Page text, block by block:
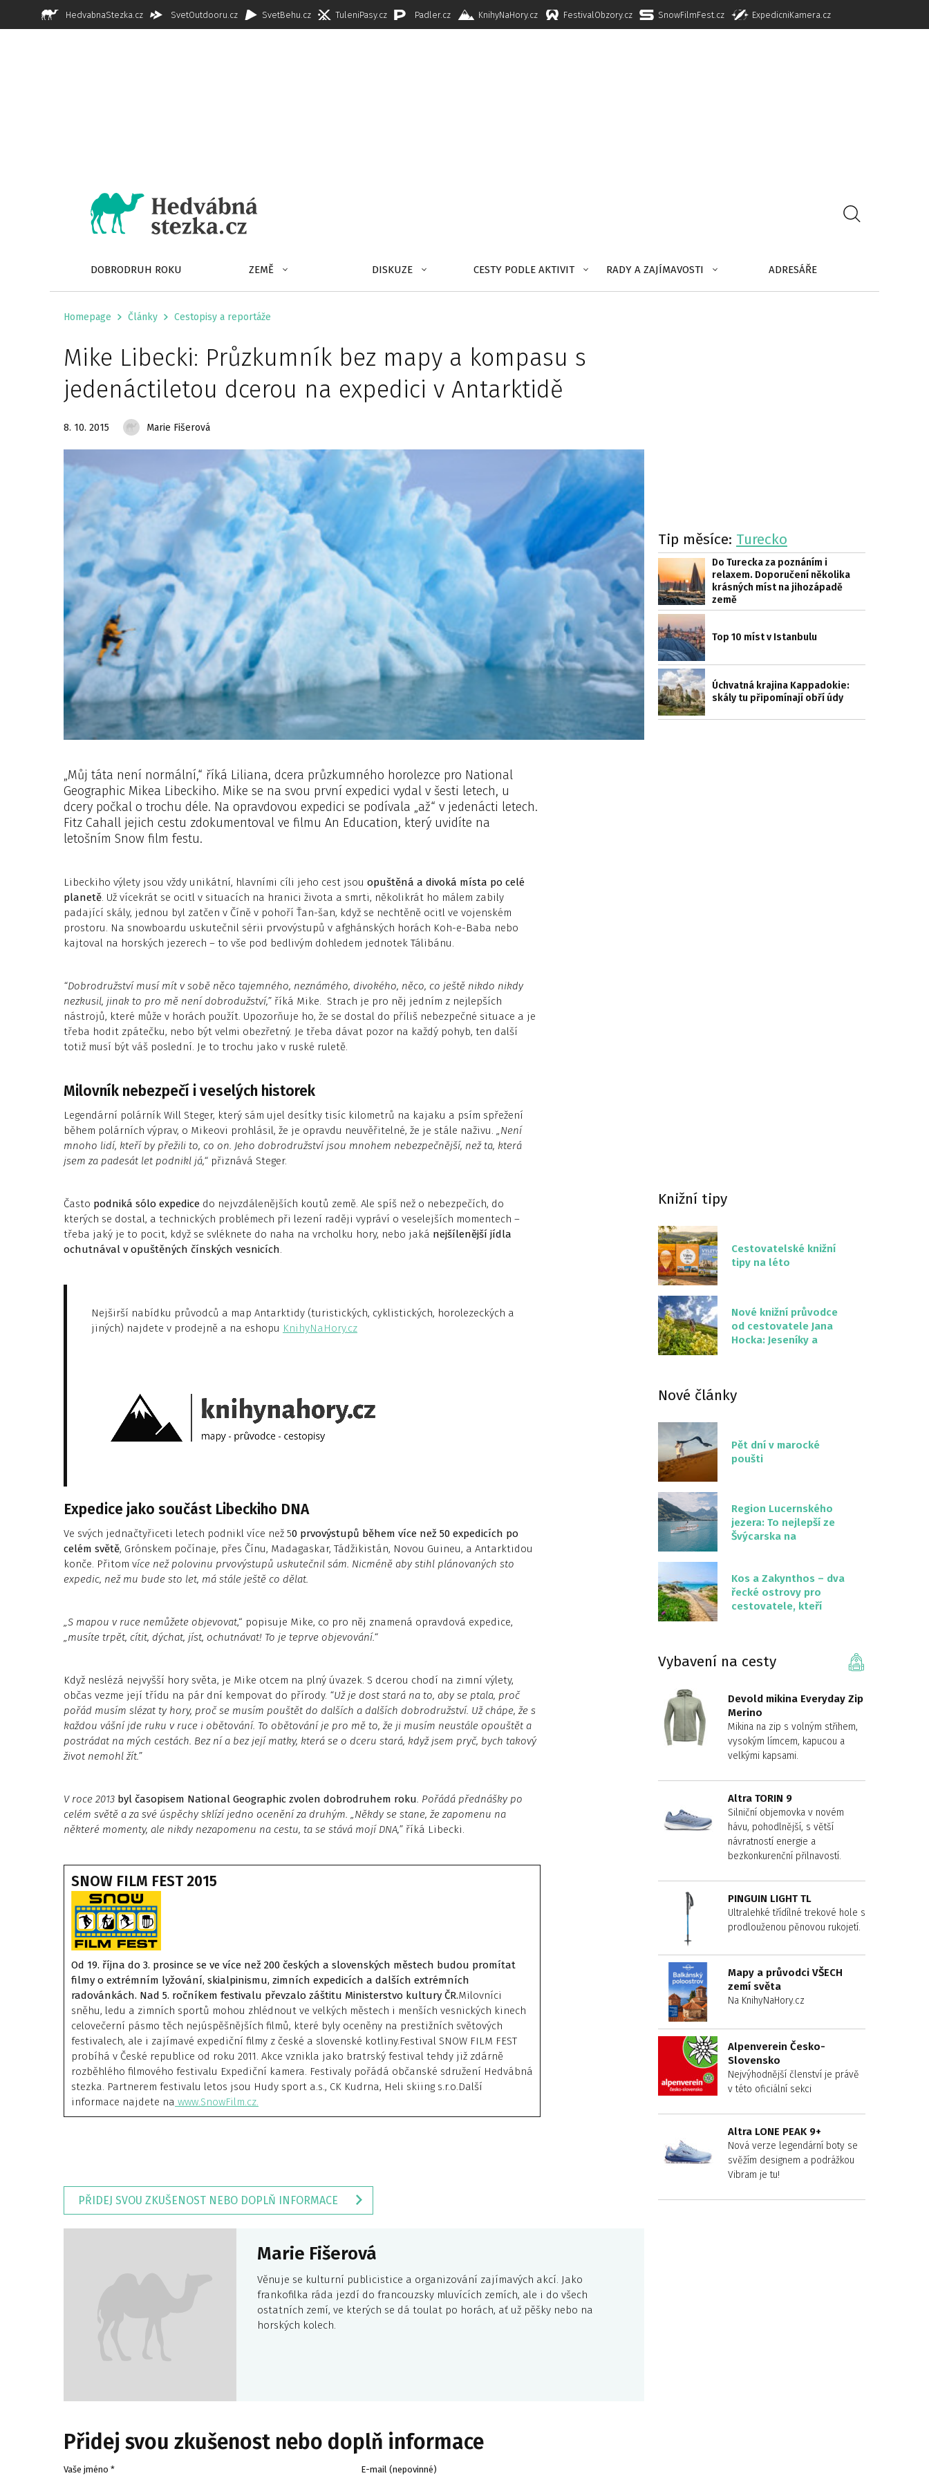
HedvabnaStezka.cz SvetOutdooru.cz SvetBehu.cz TuleniPasy.cz Padler.cz KnihyNaHory.cz FestivalObzory.cz SnowFilmFest.cz ExpedicniKamera.cz
DOBRODRUH ROKU ZEMĚ DISKUZE CESTY PODLE AKTIVIT RADY A ZAJÍMAVOSTI ADRESÁŘE
Homepage Články Cestopisy a reportáže
Mike Libecki: Průzkumník bez mapy a kompasu s
jedenáctiletou dcerou na expedici v Antarktidě
8. 10. 2015 Marie Fišerová
„Můj táta není normální,“ říká Liliana, dcera průzkumného horolezce pro National
Geographic Mikea Libeckiho. Mike se na svou první expedici vydal v šesti letech, u
dcery počkal o trochu déle. Na opravdovou expedici se podívala „až“ v jedenácti letech.
Fitz Cahall jejich cestu zdokumentoval ve filmu An Education, který uvidíte na
letošním Snow film festu.
Libeckiho výlety jsou vždy unikátní, hlavními cíli jeho cest jsou opuštěná a divoká místa po celé
planetě. Už vícekrát se ocitl v situacích na hranici života a smrti, několikrát ho málem zabily
padající skály, jednou byl zatčen v Číně v pohoří Ťan-šan, když se nechtěně ocitl ve vojenském
prostoru. Na snowboardu uskutečnil sérii prvovýstupů v afghánských horách Koh-e-Baba nebo
kajtoval na horských jezerech – to vše pod bedlivým dohledem jednotek Tálibánu.
“Dobrodružství musí mít v sobě něco tajemného, neznámého, divokého, něco, co ještě nikdo nikdy
nezkusil, jinak to pro mě není dobrodužství,” říká Mike. Strach je pro něj jedním z nejlepších
nástrojů, které může v horách použít. Upozorňuje ho, že se dostal do příliš nebezpečné situace a je
třeba hodit zpátečku, nebo být velmi obezřetný. Je třeba dávat pozor na každý pohyb, ten další
totiž musí být váš poslední. Je to trochu jako v ruské ruletě.
Milovník nebezpečí i veselých historek
Legendární polárník Will Steger, který sám ujel desítky tisíc kilometrů na kajaku a psím spřežení
během polárních výprav, o Mikeovi prohlásil, že je opravdu neuvěřitelné, že je stále naživu. „Není
mnoho lidí, kteří by přežili to, co on. Jeho dobrodružství jsou mnohem nebezpečnější, než ta, která
jsem za padesát let podnikl já,“ přiznává Steger.
Často podniká sólo expedice do nejvzdálenějších koutů země. Ale spíš než o nebezpečích, do
kterých se dostal, a technických problémech při lezení raději vypráví o veselejších momentech –
třeba jaký je to pocit, když se svléknete do naha na vrcholku hory, nebo jaká nejšílenější jídla
ochutnával v opuštěných čínských vesnicích.
Nejširší nabídku průvodců a map Antarktidy (turistických, cyklistických, horolezeckých a
jiných) najdete v prodejně a na eshopu KnihyNaHory.cz
Expedice jako součást Libeckiho DNA
Ve svých jednačtyřiceti letech podnikl více než 50 prvovýstupů během více než 50 expedicích po
celém světě, Grónskem počínaje, přes Čínu, Madagaskar, Tádžikistán, Novou Guineu, a Antarktidou
konče. Přitom více než polovinu prvovýstupů uskutečnil sám. Nicméně aby stihl plánovaných sto
expedic, než mu bude sto let, má stále ještě co dělat.
„S mapou v ruce nemůžete objevovat,“ popisuje Mike, co pro něj znamená opravdová expedice,
„musíte trpět, cítit, dýchat, jíst, ochutnávat! To je teprve objevování.“
Když neslézá nejvyšší hory světa, je Mike otcem na plný úvazek. S dcerou chodí na zimní výlety,
občas vezme její třídu na pár dní kempovat do přírody. “Už je dost stará na to, aby se ptala, proč
pořád musím slézat ty hory, proč se musím pouštět do dalších a dalších dobrodružství. Už chápe, že s
každou vášní jde ruku v ruce i obětování. To obětování je pro mě to, že ji musím neustále opouštět a
postrádat na mých cestách. Bez ní a bez její matky, která se o dceru stará, když jsem pryč, bych takový
život nemohl žít.”
V roce 2013 byl časopisem National Geographic zvolen dobrodruhem roku. Pořádá přednášky po
celém světě a za své úspěchy sklízí jedno ocenění za druhým. „Někdy se stane, že zapomenu na
některé momenty, ale nikdy nezapomenu na cestu, ta se stává mojí DNA,” říká Libecki.
SNOW FILM FEST 2015
Od 19. října do 3. prosince se ve více než 200 českých a slovenských městech budou promítat
filmy o extrémním lyžování, skialpinismu, zimních expedicích a dalších extrémních
radovánkách. Nad 5. ročníkem festivalu převzalo záštitu Ministerstvo kultury ČR.Milovníci
sněhu, ledu a zimních sportů mohou zhlédnout ve velkých městech i menších vesnických kinech
celovečerní pásmo těch nejúspěšnějších filmů, které byly oceněny na prestižních světových
festivalech, ale i zajímavé expediční filmy z české a slovenské kotliny.Festival SNOW FILM FEST
probíhá v České republice od roku 2011. Akce vznikla jako bratrský festival tehdy již zdárně
rozběhlého filmového festivalu Expediční kamera. Festivaly pořádá občanské sdružení Hedvábná
stezka. Partnerem festivalu letos jsou Hudy sport a.s., CK Kudrna, Heli skiing s.r.o.Další
informace najdete na www.SnowFilm.cz.
PŘIDEJ SVOU ZKUŠENOST NEBO DOPLŇ INFORMACE
Marie Fišerová
Věnuje se kulturní publicistice a organizování zajímavých akcí. Jako
frankofilka ráda jezdí do francouzsky mluvících zemích, ale i do všech
ostatních zemí, ve kterých se dá toulat po horách, ať už pěšky nebo na
horských kolech.
Přidej svou zkušenost nebo doplň informace
Vaše jméno * E-mail (nepovinné)
Tip měsíce: Turecko
Do Turecka za poznáním i
relaxem. Doporučení několika
krásných míst na jihozápadě
země
Top 10 míst v Istanbulu
Úchvatná krajina Kappadokie:
skály tu připomínají obří údy
Knižní tipy
Cestovatelské knižní
tipy na léto
Nové knižní průvodce
od cestovatele Jana
Hocka: Jeseníky a
Nové články
Pět dní v marocké
poušti
Region Lucernského
jezera: To nejlepší ze
Švýcarska na
Kos a Zakynthos – dva
řecké ostrovy pro
cestovatele, kteří
Vybavení na cesty
Devold mikina Everyday Zip
Merino
Mikina na zip s volným střihem,
vysokým límcem, kapucou a
velkými kapsami.
Altra TORIN 9
Silniční objemovka v novém
hávu, pohodlnější, s větší
návratností energie a
bezkonkurenční přilnavostí.
PINGUIN LIGHT TL
Ultralehké třídílné trekové hole s
prodlouženou pěnovou rukojetí.
Mapy a průvodci VŠECH
zemí světa
Na KnihyNaHory.cz
Alpenverein Česko-
Slovensko
Nejvýhodnější členství je právě
v této oficiální sekci
Altra LONE PEAK 9+
Nová verze legendární boty se
svěžím designem a podrážkou
Vibram je tu!